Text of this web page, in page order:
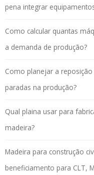
pena integrar
Como calcular quantas
a demanda de produção?
Como planejar a
paradas na produção?
Qual plaina usar para
madeira?
Madeira para construção
beneficiamento para CLT,